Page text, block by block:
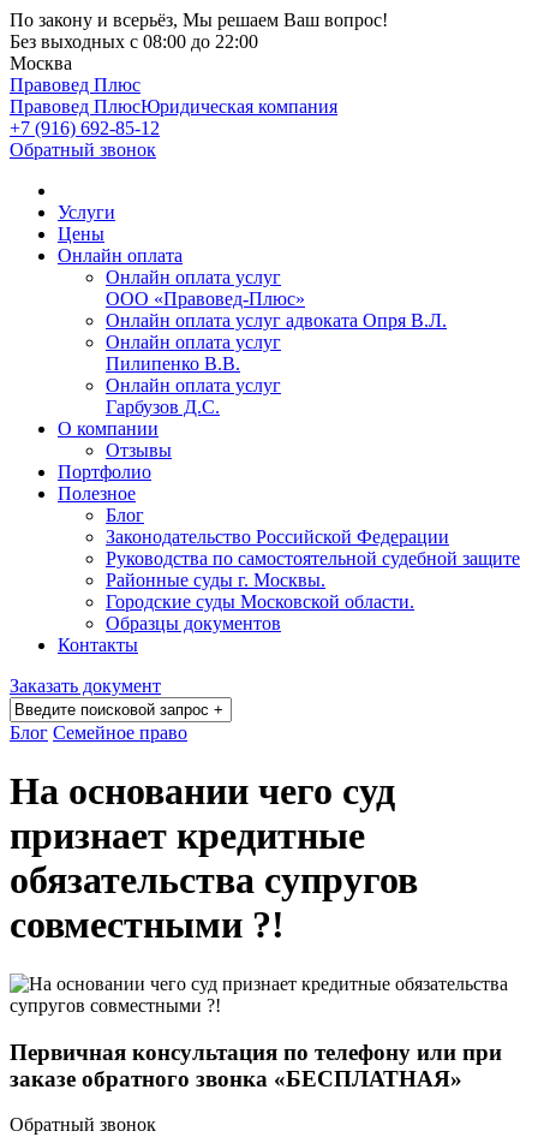
По закону и всерьёз, Мы решаем Ваш вопрос!
Без выходных с 08:00 до 22:00
Москва
Правовед Плюс
Правовед ПлюсЮридическая компания
+7 (916) 692-85-12
Обратный звонок
Услуги
Цены
Онлайн оплата
Онлайн оплата услуг
ООО «Правовед-Плюс»
Онлайн оплата услуг адвоката Опря В.Л.
Онлайн оплата услуг
Пилипенко В.В.
Онлайн оплата услуг
Гарбузов Д.С.
О компании
Отзывы
Портфолио
Полезное
Блог
Законодательство Российской Федерации
Руководства по самостоятельной судебной защите
Районные суды г. Москвы.
Городские суды Московской области.
Образцы документов
Контакты
Заказать документ
Блог Семейное право
На основании чего суд
признает кредитные
обязательства супругов
совместными ?!
Первичная консультация по телефону или при
заказе обратного звонка «БЕСПЛАТНАЯ»
Обратный звонок